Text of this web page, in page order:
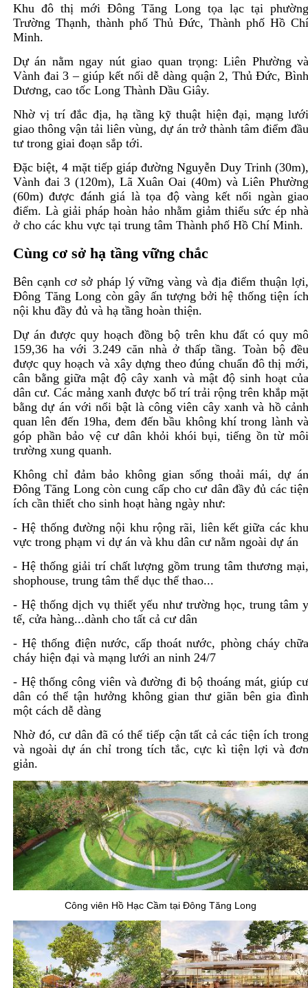
Khu đô thị mới Đông Tăng Long tọa lạc tại
Trường Thạnh, thành phố Thủ Đức, Thành phố Hồ
Minh.
Dự án nằm ngay nút giao quan trọng: Liên Phường
Vành đai 3 – giúp kết nối dễ dàng quận 2, Thủ Đức,
Dương, cao tốc Long Thành Dầu Giây.
Nhờ vị trí đắc địa, hạ tầng kỹ thuật hiện đại, mạng
giao thông vận tải liên vùng, dự án trở thành tâm điểm
tư trong giai đoạn sắp tới.
Đặc biệt, 4 mặt tiếp giáp đường Nguyễn Duy Trinh
Vành đai 3 (120m), Lã Xuân Oai (40m) và Liên
(60m) được đánh giá là tọa độ vàng kết nối ngàn
điểm. Là giải pháp hoàn hảo nhằm giảm thiểu sức ép
ở cho các khu vực tại trung tâm Thành phố Hồ Chí Minh.
Cùng cơ sở hạ tầng vững chắc
Bên cạnh cơ sở pháp lý vững vàng và địa điểm thuận
Đông Tăng Long còn gây ấn tượng bởi hệ thống tiện
nội khu đầy đủ và hạ tầng hoàn thiện.
Dự án được quy hoạch đồng bộ trên khu đất có quy
159,36 ha với 3.249 căn nhà ở thấp tầng. Toàn bộ
được quy hoạch và xây dựng theo đúng chuẩn đô thị
cân bằng giữa mật độ cây xanh và mật độ sinh hoạt
dân cư. Các mảng xanh được bố trí trải rộng trên khắp
bằng dự án với nổi bật là công viên cây xanh và hồ
quan lên đến 19ha, đem đến bầu không khí trong lành
góp phần bảo vệ cư dân khỏi khói bụi, tiếng ồn từ
trường xung quanh.
Không chỉ đảm bảo không gian sống thoải mái, dự
Đông Tăng Long còn cung cấp cho cư dân đầy đủ các
ích cần thiết cho sinh hoạt hàng ngày như:
- Hệ thống đường nội khu rộng rãi, liên kết giữa các
vực trong phạm vi dự án và khu dân cư nằm ngoài dự án
- Hệ thống giải trí chất lượng gồm trung tâm thương
shophouse, trung tâm thể dục thể thao...
- Hệ thống dịch vụ thiết yếu như trường học, trung tâm
tế, cửa hàng...dành cho tất cả cư dân
- Hệ thống điện nước, cấp thoát nước, phòng cháy
cháy hiện đại và mạng lưới an ninh 24/7
- Hệ thống công viên và đường đi bộ thoáng mát, giúp
dân có thể tận hưởng không gian thư giãn bên gia
một cách dễ dàng
Nhờ đó, cư dân đã có thể tiếp cận tất cả các tiện ích
và ngoài dự án chỉ trong tích tắc, cực kì tiện lợi và
giản.
Công viên Hồ Hạc Cầm tại Đông Tăng Long